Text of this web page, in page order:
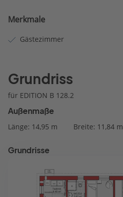
Merkmale
Gästezimmer
Grundriss
für EDITION B 128.2
Außenmaße
Länge: 14,95 m Breite: 11,84 m
Grundrisse